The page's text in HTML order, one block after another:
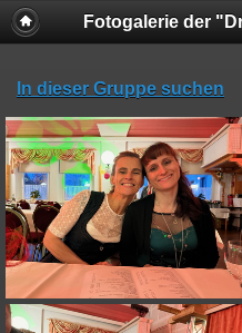
Fotogalerie der
In dieser Gruppe suchen